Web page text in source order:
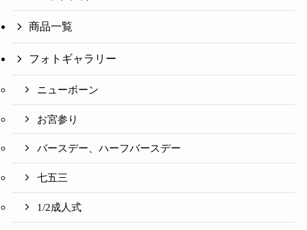
商品一覧
フォトギャラリー
ニューボーン
お宮参り
バースデー、ハーフバースデー
七五三
1/2成人式